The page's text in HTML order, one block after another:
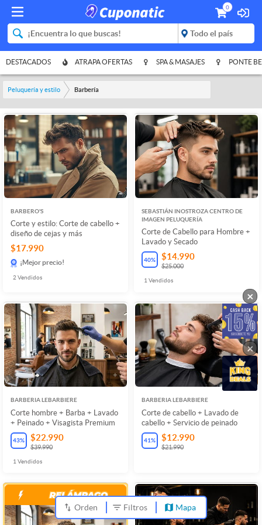
0
DESTACADOS ATRAPA OFERTAS SPA & MASAJES PONTE
Peluquería y estilo Barbería
BARBERO'S
Corte y estilo: Corte de cabello +
diseño de cejas y más
$17.990
¡Mejor precio!
2 Vendidos
SEBASTIÁN INOSTROZA CENTRO DE
IMAGEN PELUQUERÍA
Corte de Cabello para Hombre +
Lavado y Secado
40% $14.990
$25.000
1 Vendidos
BARBERIA LEBARBIERE
Corte hombre + Barba + Lavado
+ Peinado + Visagista Premium
43% $22.990
$39.990
1 Vendidos
BARBERIA LEBARBIERE
Corte de cabello + Lavado de
cabello + Servicio de peinado
41% $12.990
$21.990
Orden Filtros Mapa
×
×